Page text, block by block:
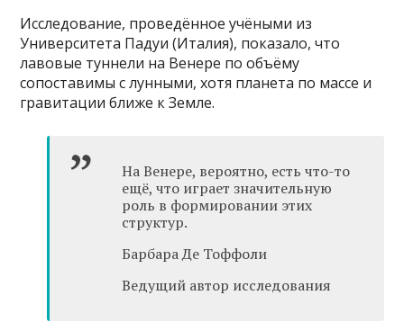
Исследование, проведённое учёными из
Университета Падуи (Италия), показало, что
лавовые туннели на Венере по объёму
сопоставимы с лунными, хотя планета по массе и
гравитации ближе к Земле.
На Венере, вероятно, есть что-то
ещё, что играет значительную
роль в формировании этих
структур.
Барбара Де Тоффоли
Ведущий автор исследования